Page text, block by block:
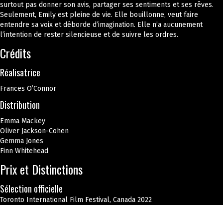
surtout pas donner son avis, partager ses sentiments et ses rêves.
Seulement, Emily est pleine de vie. Elle bouillonne, veut faire
entendre sa voix et déborde d’imagination. Elle n’a aucunement
l’intention de rester silencieuse et de suivre les ordres.
Crédits
Réalisatrice
Frances O’Connor
Distribution
Emma Mackey
Oliver Jackson-Cohen
Gemma Jones
Finn Whitehead
Prix et Distinctions
Sélection officielle
Toronto International Film Festival, Canada 2022